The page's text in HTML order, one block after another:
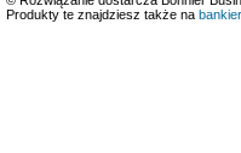
Produkty te znajdziesz także na